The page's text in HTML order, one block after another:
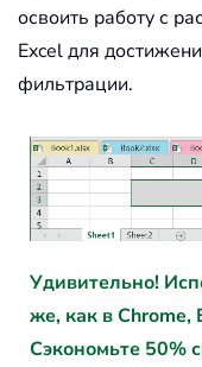
освоить работу с
Excel для
фильтрации.
Удивительно!
же, как в Chrome,
Сэкономьте 50%